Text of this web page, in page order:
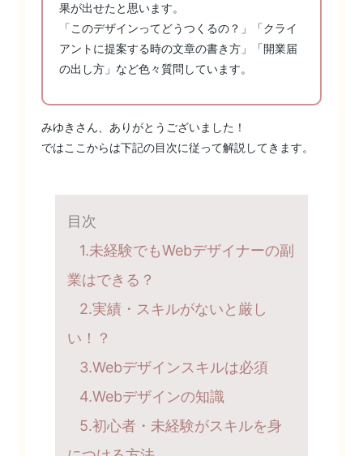
果が出せたと思います。
「このデザインってどうつくるの？」「クライ
アントに提案する時の文章の書き方」「開業届
の出し方」など色々質問しています。
みゆきさん、ありがとうございました！
ではここからは下記の目次に従って解説してきます。
1.未経験でもWebデザイナーの副
業はできる？
2.実績・スキルがないと厳し
い！？
3.Webデザインスキルは必須
4.Webデザインの知識
5.初心者・未経験がスキルを身